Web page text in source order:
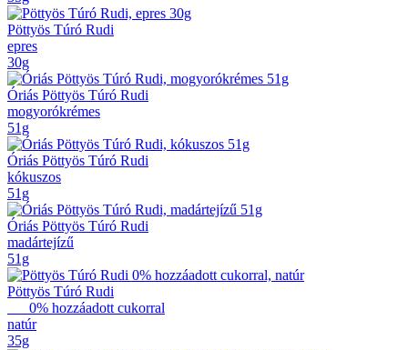
Pöttyös Túró Rudi
epres
30g
Óriás Pöttyös Túró Rudi
mogyorókrémes
51g
Óriás Pöttyös Túró Rudi
kókuszos
51g
Óriás Pöttyös Túró Rudi
madártejízű
51g
Pöttyös Túró Rudi
0% hozzáadott cukorral
natúr
35g